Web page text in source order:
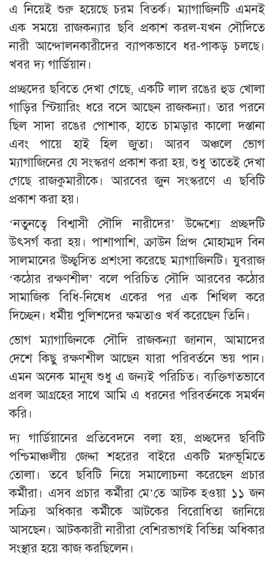
এ নিয়েই শুরু হয়েছে চরম বিতর্ক। ম্যাগাজিনটি এমনই
এক সময়ে রাজকন্যার ছবি প্রকাশ করল-যখন সৌদিতে
নারী আন্দোলনকারীদের ব্যাপকভাবে ধর-পাকড় চলছে।
খবর দ্য গার্ডিয়ান।
প্রচ্ছদের ছবিতে দেখা গেছে, একটি লাল রঙের হুড খোলা
গাড়ির স্টিয়ারিং ধরে বসে আছেন রাজকন্যা। তার পরনে
ছিল সাদা রঙের পোশাক, হাতে চামড়ার কালো দস্তানা
এবং পায়ে হাই হিল জুতা। আরব অঞ্চলে ভোগ
ম্যাগাজিনের যে সংস্করণ প্রকাশ করা হয়, শুধু তাতেই দেখা
গেছে রাজকুমারীকে। আরবের জুন সংস্করণে এ ছবিটি
প্রকাশ করা হয়।
‘নতুনত্বে বিশ্বাসী সৌদি নারীদের’ উদ্দেশ্যে প্রচ্ছদটি
উৎসর্গ করা হয়। পাশাপাশি, ক্রাউন প্রিন্স মোহাম্মদ বিন
সালমানের উচ্ছ্বসিত প্রশংসা করেছে ম্যাগাজিনটি। যুবরাজ
‘কঠোর রক্ষণশীল’ বলে পরিচিত সৌদি আরবের কঠোর
সামাজিক বিধি-নিষেধ একের পর এক শিথিল করে
দিচ্ছেন। ধর্মীয় পুলিশদের ক্ষমতাও খর্ব করেছেন তিনি।
ভোগ ম্যাগাজিনকে সৌদি রাজকন্যা জানান, আমাদের
দেশে কিছু রক্ষণশীল আছেন যারা পরিবর্তনে ভয় পান।
এমন অনেক মানুষ শুধু এ জন্যই পরিচিত। ব্যক্তিগতভাবে
প্রবল আগ্রহের সাথে আমি এ ধরনের পরিবর্তনকে সমর্থন
করি।
দ্য গার্ডিয়ানের প্রতিবেদনে বলা হয়, প্রচ্ছদের ছবিটি
পশ্চিমাঞ্চলীয় জেদ্দা শহরের বাইরে একটি মরুভূমিতে
তোলা। তবে ছবিটি নিয়ে সমালোচনা করেছেন প্রচার
কর্মীরা। এসব প্রচার কর্মীরা মে’তে আটক হওয়া ১১ জন
সক্রিয় অধিকার কর্মীকে আটকের বিরোধিতা জানিয়ে
আসছেন। আটককারী নারীরা বেশিরভাগই বিভিন্ন অধিকার
সংস্থার হয়ে কাজ করছিলেন।